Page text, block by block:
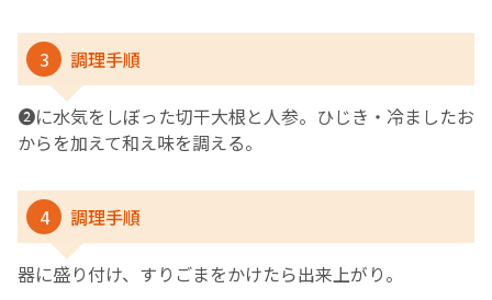
3 調理手順
❷に水気をしぼった切干大根と人参。ひじき・冷ましたお
からを加えて和え味を調える。
4 調理手順
器に盛り付け、すりごまをかけたら出来上がり。